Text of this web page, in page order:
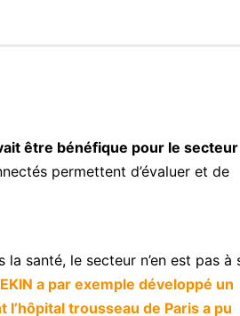
être bénéfique pour le secteur
permettent d’évaluer et de
santé, le secteur n’en est pas à
a par exemple développé un
trousseau de Paris a pu